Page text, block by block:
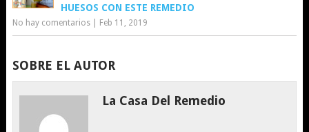
HUESOS CON ESTE REMEDIO
No hay comentarios| Feb 11, 2019
SOBRE EL AUTOR
La Casa Del Remedio